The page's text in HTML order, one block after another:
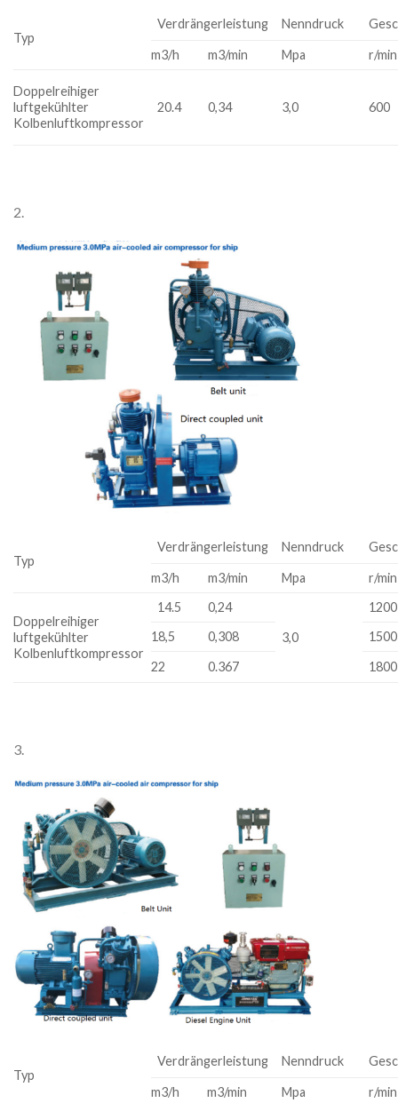
Typ
Verdrängerleistung Nenndruck
m3/h m3/min Mpa r/min
Doppelreihiger
luftgekühlter
Kolbenluftkompressor
20.4 0,34 3,0 600
2.
Typ
Verdrängerleistung Nenndruck
m3/h m3/min Mpa r/min
Doppelreihiger
luftgekühlter
Kolbenluftkompressor
14.5
0,24
3,0
1200
18,5
0,308
1500
22
0.367 1800
3.
Typ
Verdrängerleistung Nenndruck
m3/h m3/min Mpa r/min